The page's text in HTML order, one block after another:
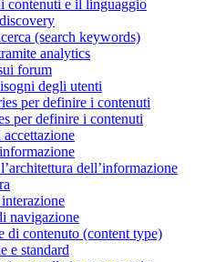
contenuti e il linguaggio
(search keywords)
analytics
forum
degli utenti
per definire i contenuti
per definire i contenuti
dell’informazione
navigazione
di contenuto (content type)
e standard